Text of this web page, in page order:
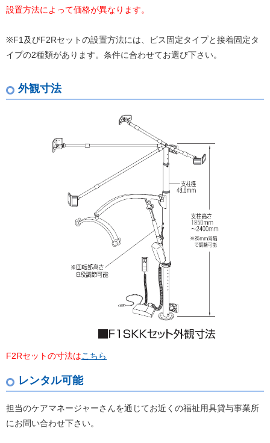
設置方法によって価格が異なります。
※F1及びF2Rセットの設置方法には、ビス固定タイプと接着固定タ
イプの2種類があります。条件に合わせてお選び下さい。
外観寸法
F2Rセットの寸法はこちら
レンタル可能
担当のケアマネージャーさんを通じてお近くの福祉用具貸与事業所
にお問い合わせ下さい。